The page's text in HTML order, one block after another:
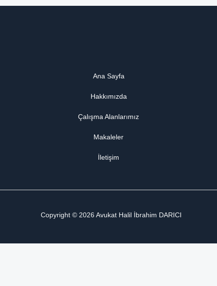
Ana Sayfa
Hakkımızda
Çalışma Alanlarımız
Makaleler
İletişim
Copyright © 2026 Avukat Halil İbrahim DARICI